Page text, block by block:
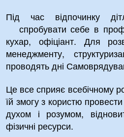
Під час відпочинку
спробувати себе в
кухар, офіціант. Для
менеджменту,
проводять дні
Це все сприяє всебічному
їй змогу з користю
духом і розумом,
фізичні ресурси.